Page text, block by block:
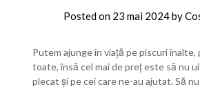
Posted on 23 mai 2024by
Putem ajunge în viață pe piscuri înalte,
toate, însă cel mai de preț este să nu
plecat și pe cei care ne-au ajutat. Să